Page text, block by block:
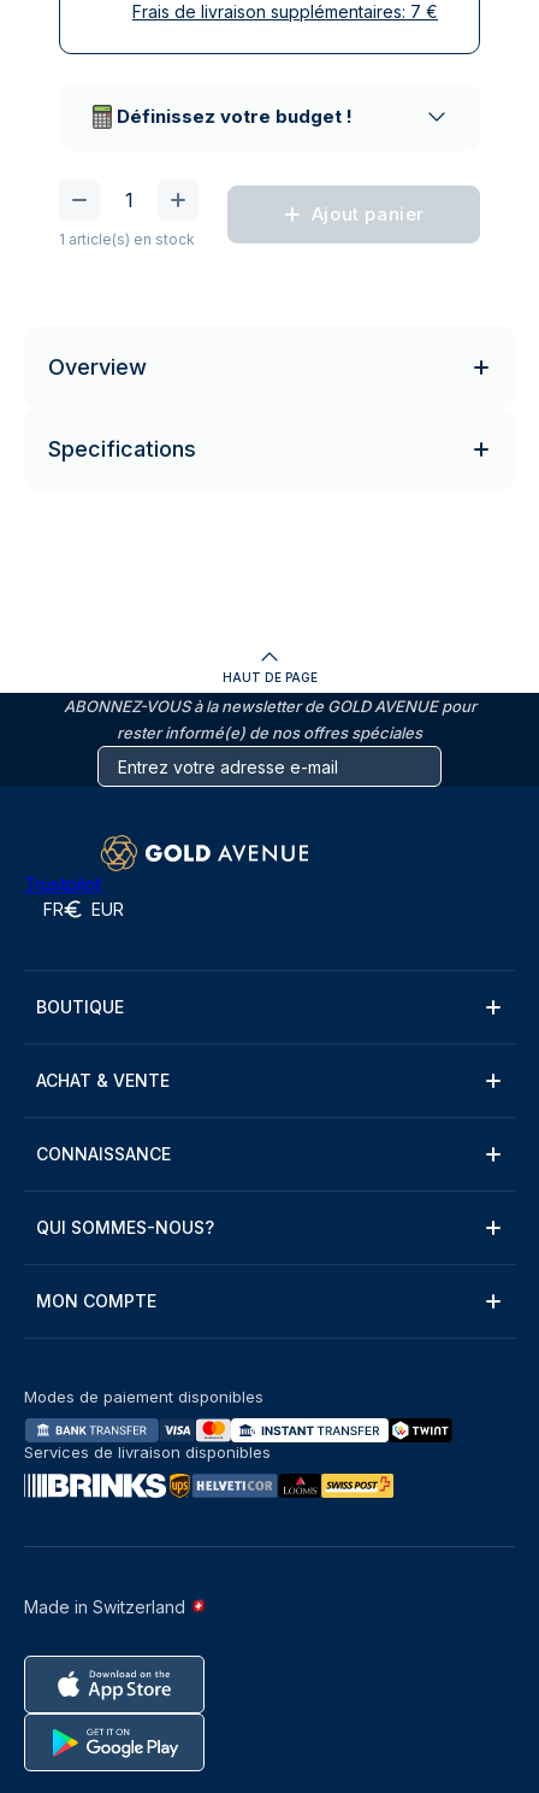
Toutes taxes comprises
Frais de livraison supplémentaires: 7 €
Définissez votre budget !
1 article(s) en stock
Ajout panier
Overview
Specifications
HAUT DE PAGE
ABONNEZ-VOUS à la newsletter de GOLD AVENUE pour
rester informé(e) de nos offres spéciales
Trustpilot
FR EUR
BOUTIQUE
ACHAT & VENTE
CONNAISSANCE
QUI SOMMES-NOUS?
MON COMPTE
Made in Switzerland
Modes de paiement disponibles
Services de livraison disponibles